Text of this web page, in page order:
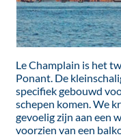
Le Champlain is het
Ponant. De
specifiek gebouwd
schepen komen. We
gevoelig zijn aan een
voorzien van een